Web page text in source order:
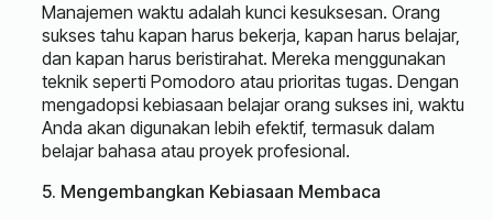
Manajemen waktu adalah kunci kesuksesan. Orang
sukses tahu kapan harus bekerja, kapan harus belajar,
dan kapan harus beristirahat. Mereka menggunakan
teknik seperti Pomodoro atau prioritas tugas. Dengan
mengadopsi kebiasaan belajar orang sukses ini, waktu
Anda akan digunakan lebih efektif, termasuk dalam
belajar bahasa atau proyek profesional.
5. Mengembangkan Kebiasaan Membaca